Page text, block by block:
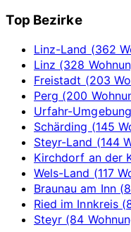
Top Bezirke
Linz-Land (362
Linz (328
Freistadt (203
Perg (200
Urfahr-
Schärding (145
Steyr-Land (144
Kirchdorf an der
Wels-Land (117
Braunau am Inn
Ried im Innkreis
Steyr (84